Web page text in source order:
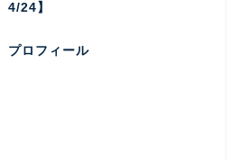
4/24】
プロフィール